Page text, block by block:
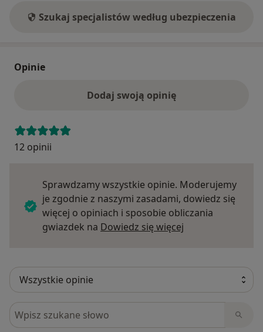
Szukaj specjalistów według ubezpieczenia
Opinie
Dodaj swoją opinię
12 opinii
Sprawdzamy wszystkie opinie. Moderujemy
je zgodnie z naszymi zasadami, dowiedz się
więcej o opiniach i sposobie obliczania
gwiazdek na Dowiedz się więcej
Szukaj w opiniach